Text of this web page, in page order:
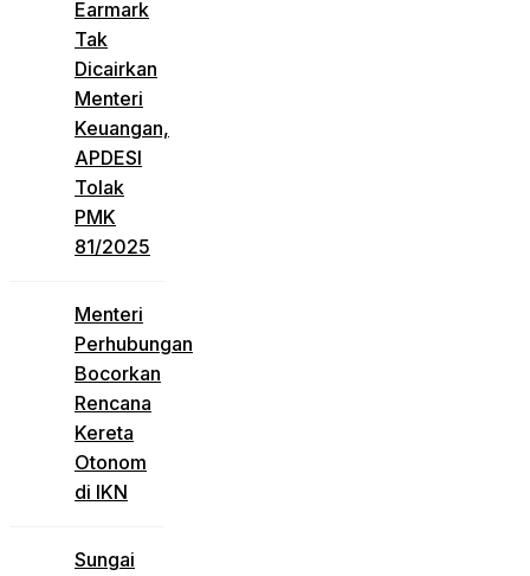
Earmark
Tak
Dicairkan
Menteri
Keuangan,
APDESI
Tolak
PMK
81/2025
Menteri
Perhubungan
Bocorkan
Rencana
Kereta
Otonom
di IKN
Sungai